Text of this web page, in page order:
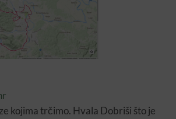
kojima trčimo. Hvala Dobriši što je